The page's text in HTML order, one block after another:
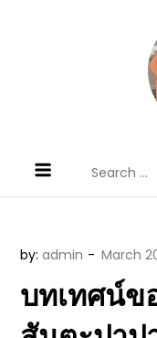
ประทานพ
for:
by:admin
บทเทศน์ข